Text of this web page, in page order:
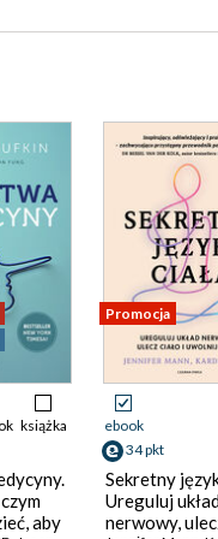
książka
aby
Promocja
ebook
34 pkt
Sekretny
Ureguluj
nerwowy,